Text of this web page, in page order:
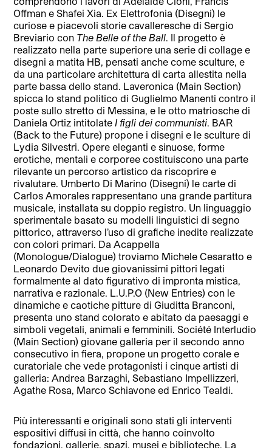
Offman e Shafei Xia. Ex Elettrofonia (Disegni) le
curiose e piacevoli storie cavalleresche di Sergio
Breviario con The Belle of the Ball. Il progetto è
realizzato nella parte superiore una serie di collage e
disegni a matita HB, pensati anche come sculture, e
da una particolare architettura di carta allestita nella
parte bassa dello stand. Laveronica (Main Section)
spicca lo stand politico di Guglielmo Manenti contro il
poste sullo stretto di Messina, e le otto matriosche di
Daniela Ortiz intitolateI figli dei communisti. BAR
(Back to the Future) propone i disegni e le sculture di
Lydia Silvestri. Opere eleganti e sinuose, forme
erotiche, mentali e corporee costituiscono una parte
rilevante un percorso artistico da riscoprire e
rivalutare. Umberto Di Marino (Disegni) le carte di
Carlos Amorales rappresentano una grande partitura
musicale, installata su doppio registro. Un linguaggio
sperimentale basato su modelli linguistici di segno
pittorico, attraverso l’uso di grafiche inedite realizzate
con colori primari. Da Acappella
(Monologue/Dialogue) troviamo Michele Cesaratto e
Leonardo Devito due giovanissimi pittori legati
formalmente al dato figurativo di impronta mistica,
narrativa e razionale. L.U.P.O (New Entries) con le
dinamiche e caotiche pitture di Giuditta Branconi,
presenta uno stand colorato e abitato da paesaggi e
simboli vegetali, animali e femminili. Société Interludio
(Main Section) giovane galleria per il secondo anno
consecutivo in fiera, propone un progetto corale e
curatoriale che vede protagonisti i cinque artisti di
galleria: Andrea Barzaghi, Sebastiano Impellizzeri,
Agathe Rosa, Marco Schiavone ed Enrico Tealdi.
Più interessanti e originali sono stati gli interventi
espositivi diffusi in città, che hanno coinvolto
fondazioni, gallerie, spazi, musei e biblioteche. La